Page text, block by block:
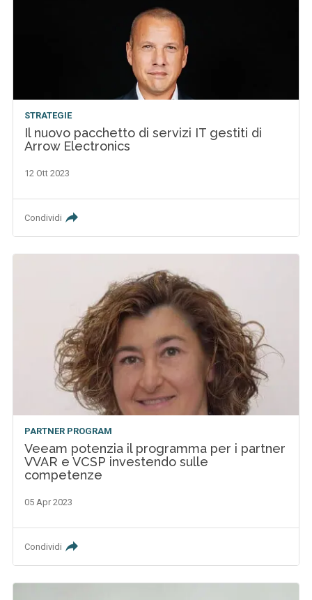
STRATEGIE
Il nuovo pacchetto di servizi IT gestiti di
Arrow Electronics
12 Ott 2023
Condividi
PARTNER PROGRAM
Veeam potenzia il programma per i partner
VVAR e VCSP investendo sulle
competenze
05 Apr 2023
Condividi